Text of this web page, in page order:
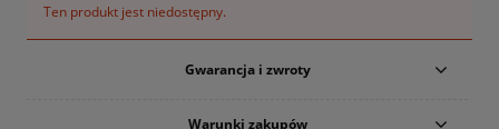
Ten produkt jest niedostępny.
Gwarancja i zwroty
Warunki zakupów